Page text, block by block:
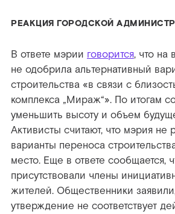
РЕАКЦИЯ ГОРОДСКОЙ
В ответе мэрии говорится, что на
не одобрила альтернативный
строительства «в связи с
комплекса „Мираж“». По итогам
уменьшить высоту и объем
Активисты считают, что мэрия не
варианты переноса
место. Еще в ответе сообщается,
присутствовали члены
жителей. Общественники
утверждение не соответствует